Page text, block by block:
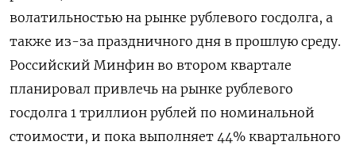
волатильностью на рынке рублевого госдолга, а
также из-за праздничного дня в прошлую среду.
Российский Минфин во втором квартале
планировал привлечь на рынке рублевого
госдолга 1 триллион рублей по номинальной
стоимости, и пока выполняет 44% квартального